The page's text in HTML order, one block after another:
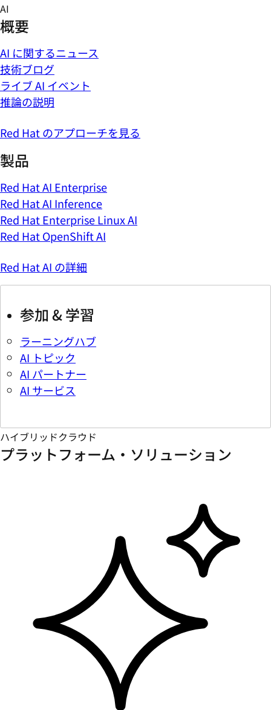
Skip
to
content
AI
概要
AI に関するニュース
技術ブログ
ライブ AI イベント
推論の説明
Red Hat のアプローチを見る
製品
Red Hat AI Enterprise
Red Hat AI Inference
Red Hat Enterprise Linux AI
Red Hat OpenShift AI
Red Hat AI の詳細
参加 & 学習
ラーニングハブ
AI トピック
AI パートナー
AI サービス
ハイブリッドクラウド
プラットフォーム・ソリューション